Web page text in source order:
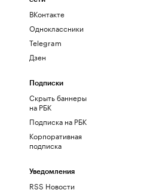
ВКонтакте
Одноклассники
Telegram
Дзен
Подписки
Скрыть баннеры
на РБК
Подписка на РБК
Корпоративная
подписка
Уведомления
RSS Новости